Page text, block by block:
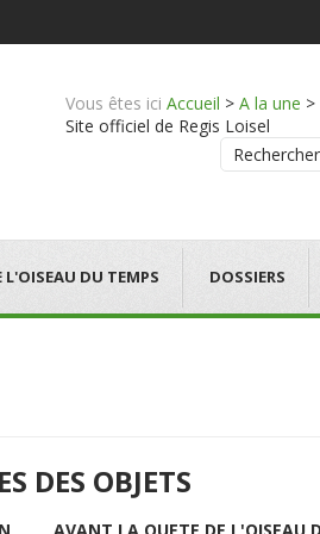
Vous êtes ici Accueil > A la une >
Site officiel de Regis Loisel
Rechercher
L'OISEAU DU TEMPS DOSSIERS
DES OBJETS